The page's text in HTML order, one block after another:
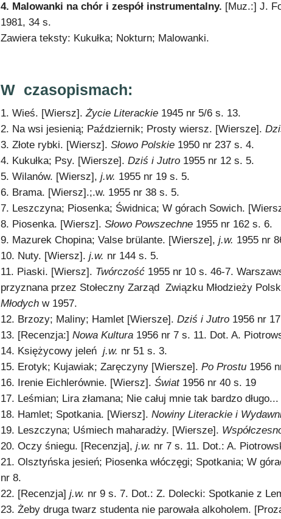
4. Malowanki na chór i zespół instrumentalny. [Muz.:] J.
1981, 34 s.
Zawiera teksty: Kukułka; Nokturn; Malowanki.
W czasopismach:
1. Wieś. [Wiersz].Życie Literackie 1945 nr 5/6 s. 13.
2. Na wsi jesienią; Październik; Prosty wiersz. [Wiersze].
3. Złote rybki. [Wiersz]. Słowo Polskie 1950 nr 237 s. 4.
4. Kukułka; Psy. [Wiersze]. Dziś i Jutro 1955 nr 12 s. 5.
5. Wilanów. [Wiersz], j.w. 1955 nr 19 s. 5.
6. Brama. [Wiersz].;.w. 1955 nr 38 s. 5.
7. Leszczyna; Piosenka; Świdnica; W górach Sowich.
8. Piosenka. [Wiersz]. Słowo Powszechne 1955 nr 162 s. 6.
9. Mazurek Chopina; Valse brülante. [Wiersze], j.w. 1955 nr
10. Nuty. [Wiersz]. j.w. nr 144 s. 5.
11. Piaski. [Wiersz]. Twórczość 1955 nr 10 s. 46-7.
przyznana przez Stołeczny Zarząd Związku Młodzieży
Młodych w 1957.
12. Brzozy; Maliny; Hamlet [Wiersze]. Dziś i Jutro 1956 nr
13. [Recenzja:] Nowa Kultura 1956 nr 7 s. 11. Dot. A.
14. Księżycowy jeleń j.w. nr 51 s. 3.
15. Erotyk; Kujawiak; Zaręczyny [Wiersze]. Po Prostu 1956
16. Irenie Eichlerównie. [Wiersz]. Świat 1956 nr 40 s. 19
17. Leśmian; Lira złamana; Nie całuj mnie tak bardzo
18. Hamlet; Spotkania. [Wiersz]. Nowiny Literackie i
19. Leszczyna; Uśmiech maharadży. [Wiersze].
20. Oczy śniegu. [Recenzja], j.w. nr 7 s. 11. Dot.: A.
21. Olsztyńska jesień; Piosenka włóczęgi; Spotkania; W
nr 8.
22. [Recenzja] j.w. nr 9 s. 7. Dot.: Z. Dolecki: Spotkanie z
23. Żeby druga twarz studenta nie parowała alkoholem.